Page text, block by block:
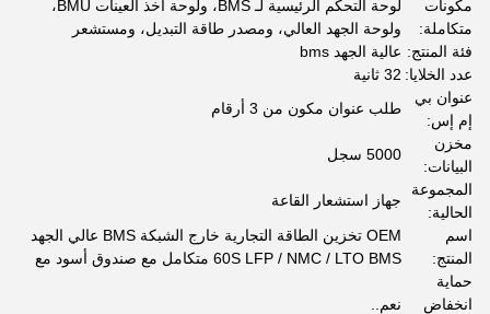
مكونات
متكاملة:
لوحة التحكم الرئيسية لـ BMS، ولوحة أخذ العينات BMU،
ولوحة الجهد العالي، ومصدر طاقة التبديل، ومستشعر
فئة المنتج: عالية الجهد bms
عدد الخلايا: 32 ثانية
عنوان بي
إم إس:
طلب عنوان مكون من 3 أرقام
مخزن
البيانات:
5000 سجل
المجموعة
الحالية:
جهاز استشعار القاعة
اسم
المنتج:
OEM تخزين الطاقة التجارية خارج الشبكة BMS عالي الجهد
60S LFP / NMC / LTO BMS متكامل مع صندوق أسود مع
حماية
انخفاض
نعم..